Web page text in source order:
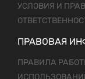
УСЛОВИЯ И
ПРАВОВАЯ
ПРАВИЛА